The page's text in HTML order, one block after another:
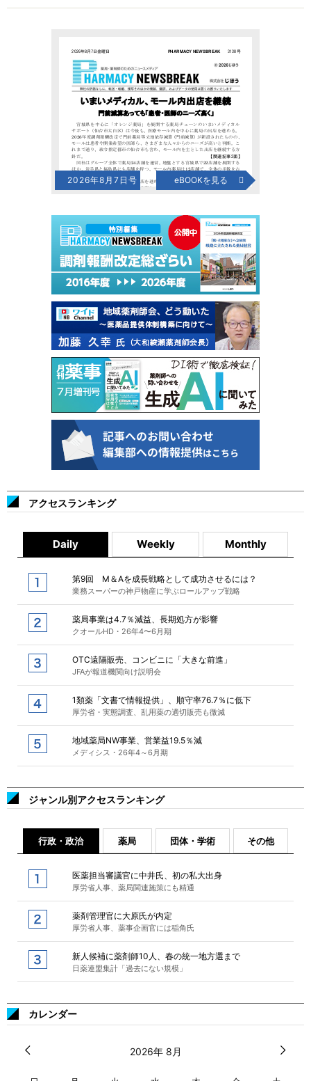
2026年8月7日号 eBOOKを見る
アクセスランキング
Daily Weekly Monthly
第9回 M＆Aを成長戦略として成功させるには？
業務スーパーの神戸物産に学ぶロールアップ戦略
薬局事業は4.7％減益、長期処方が影響
クオールHD・26年4〜6月期
OTC遠隔販売、コンビニに「大きな前進」
JFAが報道機関向け説明会
1類薬「文書で情報提供」、順守率76.7％に低下
厚労省・実態調査、乱用薬の適切販売も微減
地域薬局NW事業、営業益19.5％減
メディシス・26年4～6月期
ジャンル別アクセスランキング
行政・政治 薬局 団体・学術 その他
医薬担当審議官に中井氏、初の私大出身
厚労省人事、薬局関連施策にも精通
薬剤管理官に大原氏が内定
厚労省人事、薬事企画官には稲角氏
新人候補に薬剤師10人、春の統一地方選まで
日薬連盟集計「過去にない規模」
カレンダー
2026年 8月